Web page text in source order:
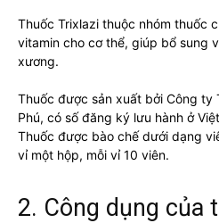
Thuốc Trixlazi thuộc nhóm thuốc
vitamin cho cơ thể, giúp bổ sung
xương.
Thuốc được sản xuất bởi Công ty
Phú, có số đăng ký lưu hành ở
Thuốc được bào chế dưới dạng
vỉ một hộp, mỗi vỉ 10 viên.
2. Công dụng của